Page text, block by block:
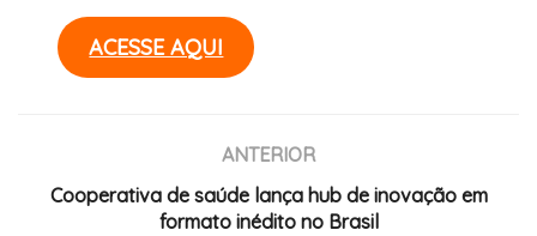
ACESSE AQUI
ANTERIOR
Cooperativa de saúde lança hub de inovação em
formato inédito no Brasil